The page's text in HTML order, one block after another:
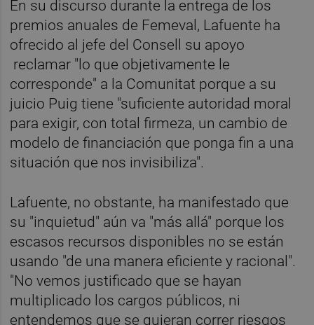
En su discurso durante la entrega de los
premios anuales de Femeval, Lafuente ha
ofrecido al jefe del Consell su apoyo
reclamar "lo que objetivamente le
corresponde" a la Comunitat porque a su
juicio Puig tiene "suficiente autoridad moral
para exigir, con total firmeza, un cambio de
modelo de financiación que ponga fin a una
situación que nos invisibiliza".
Lafuente, no obstante, ha manifestado que
su "inquietud" aún va "más allá" porque los
escasos recursos disponibles no se están
usando "de una manera eficiente y racional".
"No vemos justificado que se hayan
multiplicado los cargos públicos, ni
entendemos que se quieran correr riesgos